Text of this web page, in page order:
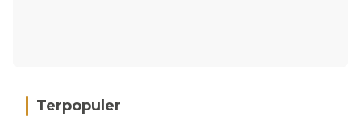
Terpopuler